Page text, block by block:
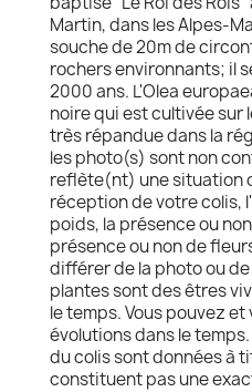
Martin, dans les Alpes-
souche de 20m de
rochers environnants; il
2000 ans. L'Olea
noire qui est cultivée sur
très répandue dans la
les photo(s) sont non
reflète(nt) une situation
réception de votre colis,
poids, la présence ou
présence ou non de
différer de la photo ou
plantes sont des êtres
le temps. Vous pouvez
évolutions dans le
du colis sont données à
constituent pas une